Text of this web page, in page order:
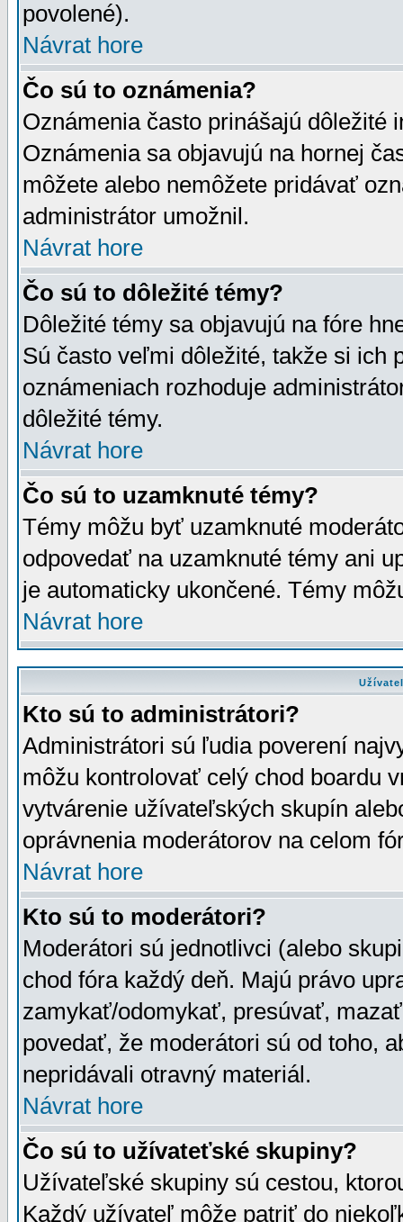
povolené).
Návrat hore
Čo sú to oznámenia?
Oznámenia často prinášajú dôležité
Oznámenia sa objavujú na hornej
môžete alebo nemôžete pridávať
administrátor umožnil.
Návrat hore
Čo sú to dôležité témy?
Dôležité témy sa objavujú na fóre
Sú často veľmi dôležité, takže si ich
oznámeniach rozhoduje
dôležité témy.
Návrat hore
Čo sú to uzamknuté témy?
Témy môžu byť uzamknuté
odpovedať na uzamknuté témy ani
je automaticky ukončené. Témy
Návrat hore
Kto sú to administrátori?
Administrátori sú ľudia poverení
môžu kontrolovať celý chod boardu
vytvárenie užívateľských skupín
oprávnenia moderátorov na celom
Návrat hore
Kto sú to moderátori?
Moderátori sú jednotlivci (alebo
chod fóra každý deň. Majú právo
zamykať/odomykať, presúvať,
povedať, že moderátori sú od toho,
nepridávali otravný materiál.
Návrat hore
Čo sú to užívateťské skupiny?
Užívateľské skupiny sú cestou,
Každý užívateľ môže patriť do